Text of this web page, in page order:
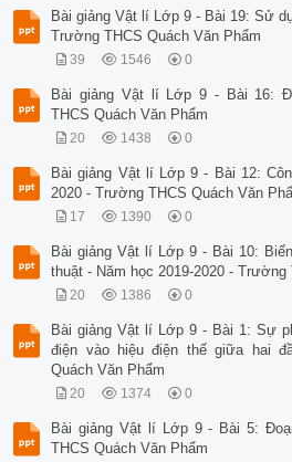
Bài giảng Vật lí Lớp 9 - Bài 19: Sử
Trường THCS Quách Văn Phẩm
39 1546 0
Bài giảng Vật lí Lớp 9 - Bài 16:
THCS Quách Văn Phẩm
20 1438 0
Bài giảng Vật lí Lớp 9 - Bài 12:
2020 - Trường THCS Quách Văn
17 1390 0
Bài giảng Vật lí Lớp 9 - Bài 10:
thuật - Năm học 2019-2020 - Trường
20 1386 0
Bài giảng Vật lí Lớp 9 - Bài 1: Sự
điện vào hiệu điện thế giữa hai
Quách Văn Phẩm
20 1374 0
Bài giảng Vật lí Lớp 9 - Bài 5:
THCS Quách Văn Phẩm